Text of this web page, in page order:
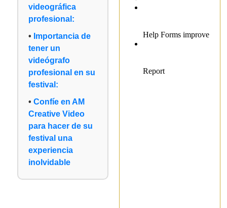
videográfica
profesional:
Importancia de
tener un
videógrafo
profesional en su
festival:
Confíe en AM
Creative Video
para hacer de su
festival una
experiencia
inolvidable